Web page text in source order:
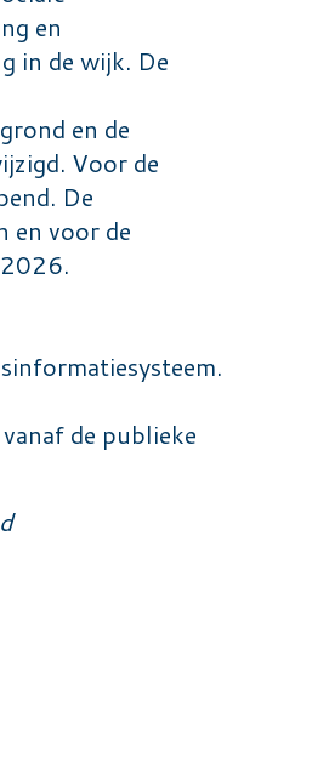
en
in de wijk. De
en de
Voor de
De
en voor de
de publieke